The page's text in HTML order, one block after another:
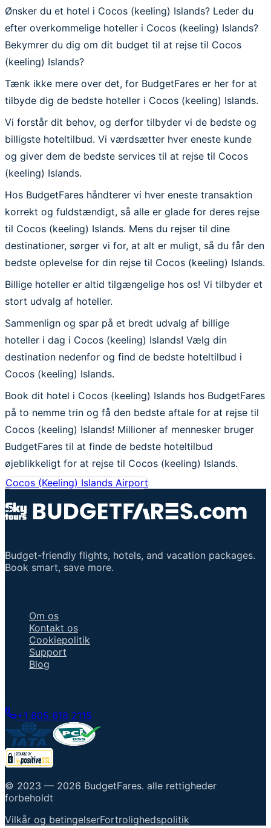
Ønsker du et hotel i Cocos (keeling) Islands? Leder du
efter overkommelige hoteller i Cocos (keeling) Islands?
Bekymrer du dig om dit budget til at rejse til Cocos
(keeling) Islands?
Tænk ikke mere over det, for BudgetFares er her for at
tilbyde dig de bedste hoteller i Cocos (keeling) Islands.
Vi forstår dit behov, og derfor tilbyder vi de bedste og
billigste hoteltilbud. Vi værdsætter hver eneste kunde
og giver dem de bedste services til at rejse til Cocos
(keeling) Islands.
Hos BudgetFares håndterer vi hver eneste transaktion
korrekt og fuldstændigt, så alle er glade for deres rejse
til Cocos (keeling) Islands. Mens du rejser til dine
destinationer, sørger vi for, at alt er muligt, så du får den
bedste oplevelse for din rejse til Cocos (keeling) Islands.
Billige hoteller er altid tilgængelige hos os! Vi tilbyder et
stort udvalg af hoteller.
Sammenlign og spar på et bredt udvalg af billige
hoteller i dag i Cocos (keeling) Islands! Vælg din
destination nedenfor og find de bedste hoteltilbud i
Cocos (keeling) Islands.
Book dit hotel i Cocos (keeling) Islands hos BudgetFares
på to nemme trin og få den bedste aftale for at rejse til
Cocos (keeling) Islands! Millioner af mennesker bruger
BudgetFares til at finde de bedste hoteltilbud
øjeblikkeligt for at rejse til Cocos (keeling) Islands.
Cocos (Keeling) Islands Airport
Budget-friendly flights, hotels, and vacation packages.
Book smart, save more.
Om os
Kontakt os
Cookiepolitik
Support
Blog
+1 805 618 2115
© 2023 — 2026 BudgetFares. alle rettigheder
forbeholdt
Vilkår og betingelserFortrolighedspolitik